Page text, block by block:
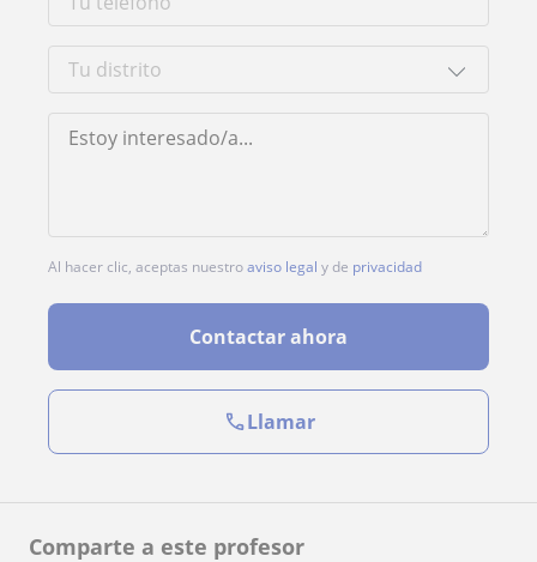
Comparte a este profesor
Al hacer clic, aceptas nuestroaviso legal y de privacidad
Contactar ahora
Llamar